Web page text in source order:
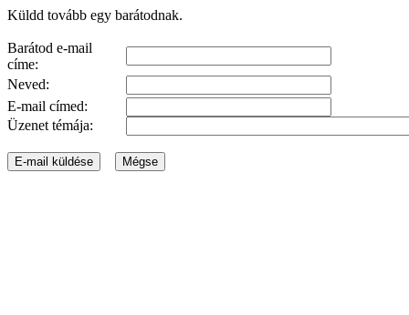
Küldd tovább egy barátodnak.
Barátod e-mail
címe:
Neved:
E-mail címed:
Üzenet témája: